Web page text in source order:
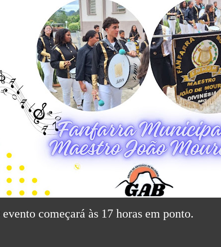
evento começará às 17 horas em ponto.